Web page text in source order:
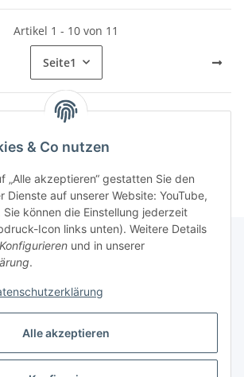
Alle akzeptieren
& Co nutzen
„Alle akzeptieren“ gestatten Sie den
Dienste auf unserer Website: YouTube,
Sie können die Einstellung jederzeit
Icon links unten). Weitere Details
Konfigurieren und in unserer
.
Artikel 1 - 10 von 11
Seite1